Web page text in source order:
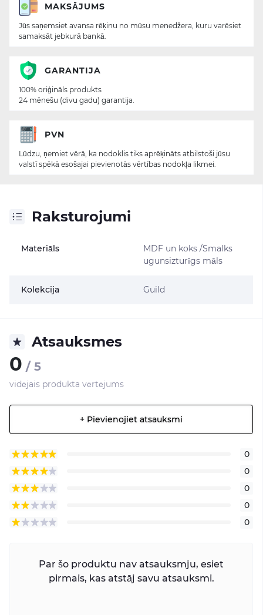
Raksturojumi
Materiāls
MDF un koks /Smalks
ugunsizturīgs māls
Kolekcija Guild
Atsauksmes
0 / 5
vidējais produkta vērtējums
+ Pievienojiet atsauksmi
0
0
0
0
0
Par šo produktu nav atsauksmju, esiet
pirmais, kas atstāj savu atsauksmi.
MAKSĀJUMS
Jūs saņemsiet avansa rēķinu no mūsu menedžera, kuru varēsiet
samaksāt jebkurā bankā.
GARANTIJA
100% oriģināls produkts
24 mēnešu (divu gadu) garantija.
PVN
Lūdzu, ņemiet vērā, ka nodoklis tiks aprēķināts atbilstoši jūsu
valstī spēkā esošajai pievienotās vērtības nodokļa likmei.